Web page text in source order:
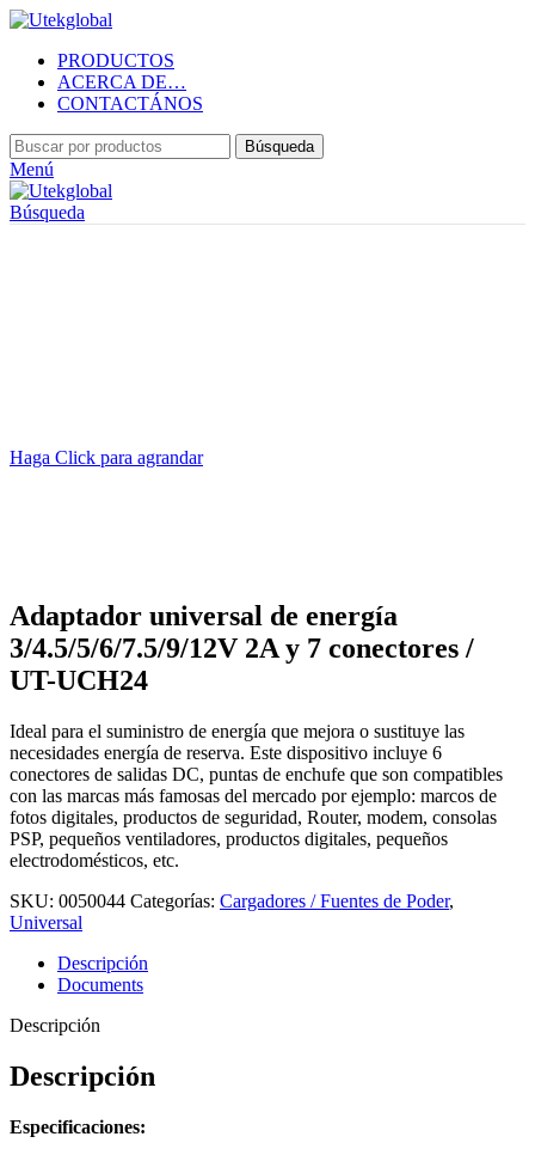
PRODUCTOS
ACERCA DE…
CONTACTÁNOS
Búsqueda
Menú
Búsqueda
Haga Click para agrandar
Adaptador universal de energía
3/4.5/5/6/7.5/9/12V 2A y 7 conectores /
UT-UCH24
Ideal para el suministro de energía que mejora o sustituye las
necesidades energía de reserva. Este dispositivo incluye 6
conectores de salidas DC, puntas de enchufe que son compatibles
con las marcas más famosas del mercado por ejemplo: marcos de
fotos digitales, productos de seguridad, Router, modem, consolas
PSP, pequeños ventiladores, productos digitales, pequeños
electrodomésticos, etc.
SKU: 0050044 Categorías: Cargadores / Fuentes de Poder,
Universal
Descripción
Documents
Descripción
Descripción
Especificaciones: